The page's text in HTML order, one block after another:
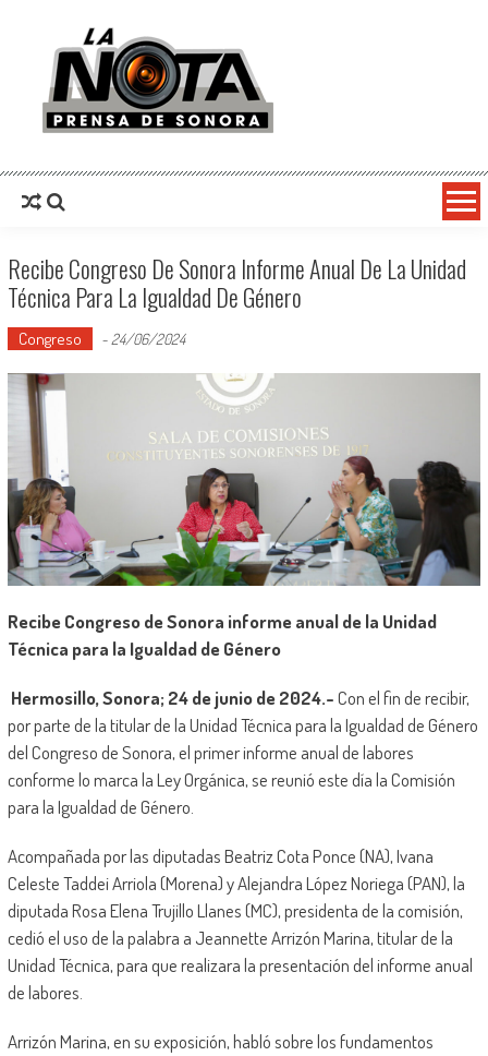
La Nota Prensa De Sonora
Recibe Congreso De Sonora Informe Anual De La Unidad
Técnica Para La Igualdad De Género
Congreso - 24/06/2024
Recibe Congreso de Sonora informe anual de la Unidad
Técnica para la Igualdad de Género
Hermosillo, Sonora; 24 de junio de 2024.-Con el fin de recibir,
por parte de la titular de la Unidad Técnica para la Igualdad de Género
del Congreso de Sonora, el primer informe anual de labores
conforme lo marca la Ley Orgánica, se reunió este día la Comisión
para la Igualdad de Género.
Acompañada por las diputadas Beatriz Cota Ponce (NA), Ivana
Celeste Taddei Arriola (Morena) y Alejandra López Noriega (PAN), la
diputada Rosa Elena Trujillo Llanes (MC), presidenta de la comisión,
cedió el uso de la palabra a Jeannette Arrizón Marina, titular de la
Unidad Técnica, para que realizara la presentación del informe anual
de labores.
Arrizón Marina, en su exposición, habló sobre los fundamentos